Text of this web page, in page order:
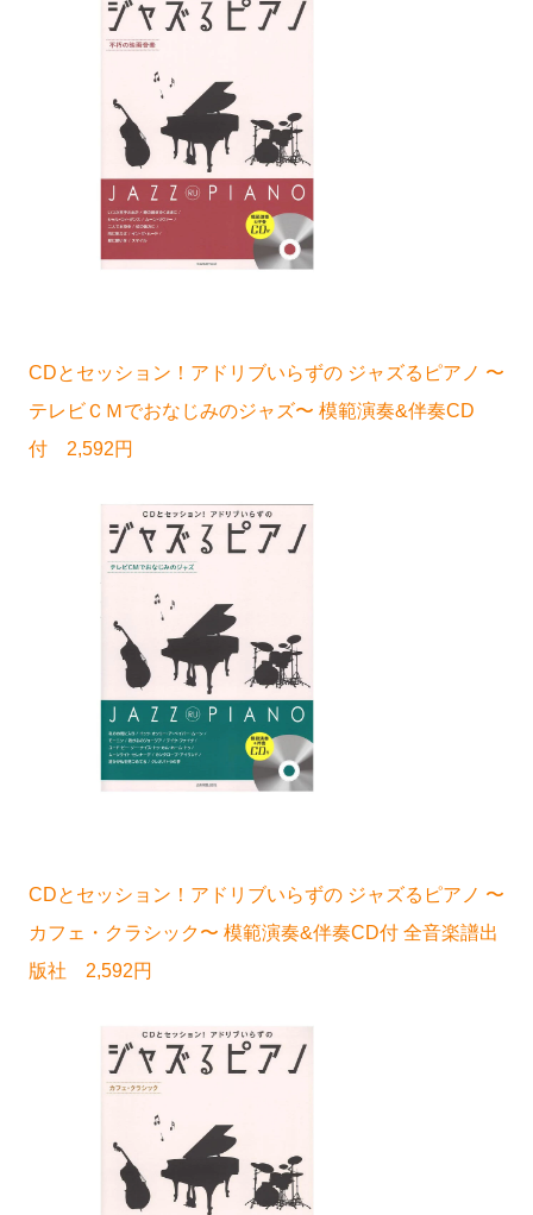
CDとセッション！アドリブいらずの ジャズるピアノ 〜
テレビＣＭでおなじみのジャズ〜 模範演奏&伴奏CD
付 2,592円
CDとセッション！アドリブいらずの ジャズるピアノ 〜
カフェ・クラシック〜 模範演奏&伴奏CD付 全音楽譜出
版社 2,592円